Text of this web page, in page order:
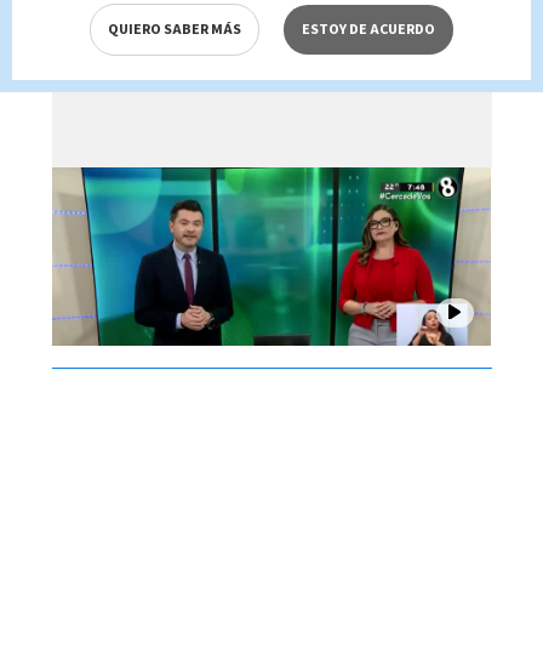
Noticias Telediario Estelar, 05
de agosto 2026
QUIERO SABER MÁS ESTOY DE ACUERDO